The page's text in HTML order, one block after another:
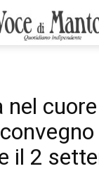
nel
il 2